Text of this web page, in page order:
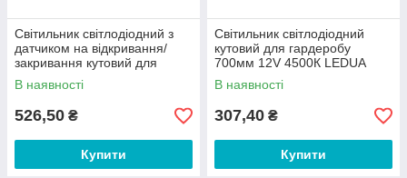
Світильник світлодіодний з
датчиком на відкривання/
закривання кутовий для
гардеробу 500мм 12V 4500К
LEDUA
В наявності
526,50 ₴
Купити
Світильник світлодіодний
кутовий для гардеробу
700мм 12V 4500К LEDUA
В наявності
307,40 ₴
Купити